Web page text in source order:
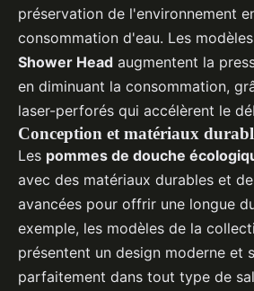
préservation de l'environnement
consommation d'eau. Les
Shower Head augmentent la
en diminuant la consommation,
laser-perforés qui accélèrent le
Conception et matériaux
Les pommes de douche
avec des matériaux durables et
avancées pour offrir une longue
exemple, les modèles de la
présentent un design moderne et
parfaitement dans tout type de